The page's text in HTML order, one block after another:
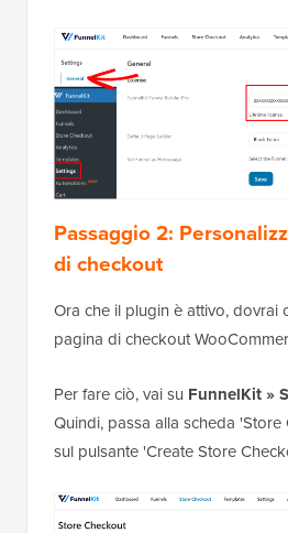
Passaggio 2:
di checkout
Ora che il plugin è attivo, dovrai
pagina di checkout
Per fare ciò, vai su FunnelKit »
Quindi, passa alla scheda
sul pulsante 'Create Store